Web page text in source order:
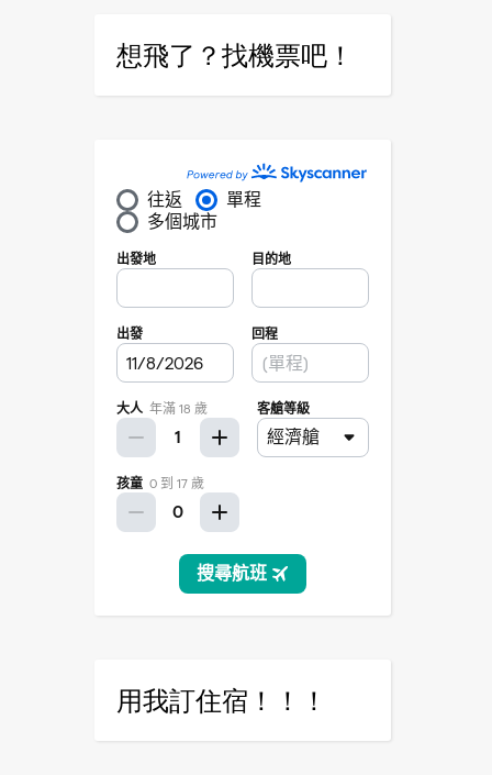
想飛了？找機票吧！
用我訂住宿！！！